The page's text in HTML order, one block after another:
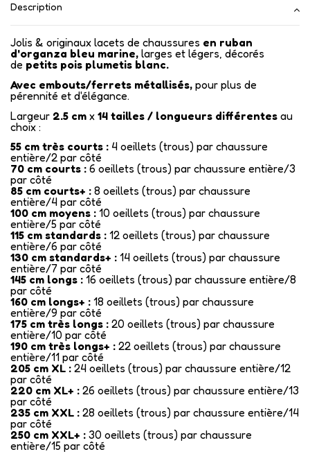
Description
Jolis & originaux lacets de chaussures en ruban
d'organza bleu marine, larges et légers, décorés
de petits pois plumetis blanc.
Avec embouts/ferrets métallisés, pour plus de
pérennité et d'élégance.
Largeur 2.5 cm x 14 tailles / longueurs différentes au
choix :
55 cm très courts : 4 oeillets (trous) par chaussure
entière/2 par côté
70 cm courts : 6 oeillets (trous) par chaussure entière/3
par côté
85 cm courts+ : 8 oeillets (trous) par chaussure
entière/4 par côté
100 cm moyens : 10 oeillets (trous) par chaussure
entière/5 par côté
115 cm standards : 12 oeillets (trous) par chaussure
entière/6 par côté
130 cm standards+ : 14 oeillets (trous) par chaussure
entière/7 par côté
145 cm longs : 16 oeillets (trous) par chaussure entière/8
par côté
160 cm longs+ : 18 oeillets (trous) par chaussure
entière/9 par côté
175 cm très longs : 20 oeillets (trous) par chaussure
entière/10 par côté
190 cm très longs+ : 22 oeillets (trous) par chaussure
entière/11 par côté
205 cm XL : 24 oeillets (trous) par chaussure entière/12
par côté
220 cm XL+ : 26 oeillets (trous) par chaussure entière/13
par côté
235 cm XXL : 28 oeillets (trous) par chaussure entière/14
par côté
250 cm XXL+ : 30 oeillets (trous) par chaussure
entière/15 par côté